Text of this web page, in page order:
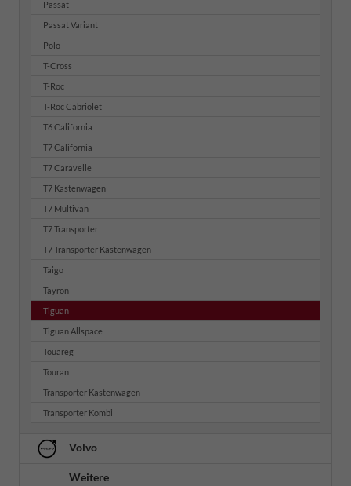
Passat
Passat Variant
Polo
T-Cross
T-Roc
T-Roc Cabriolet
T6 California
T7 California
T7 Caravelle
T7 Kastenwagen
T7 Multivan
T7 Transporter
T7 Transporter Kastenwagen
Taigo
Tayron
Tiguan
Tiguan Allspace
Touareg
Touran
Transporter Kastenwagen
Transporter Kombi
Volvo
Weitere